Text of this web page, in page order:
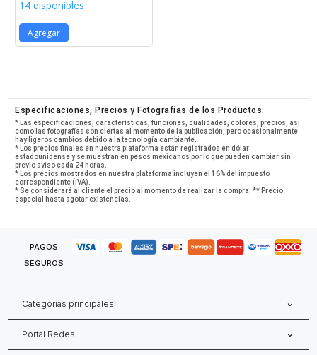
14 disponibles
Agregar
Especificaciones, Precios y Fotografías de los Productos:
* Las especificaciones, características, funciones, cualidades, colores, precios, así
como las fotografías son ciertas al momento de la publicación, pero ocasionalmente
hay ligeros cambios debido a la tecnología cambiante.
* Los precios finales en nuestra plataforma están registrados en dólar
estadounidense y se muestran en pesos mexicanos por lo que pueden cambiar sin
previo aviso cada 24 horas.
* Los precios mostrados en nuestra plataforma incluyen el 16% del impuesto
correspondiente (IVA).
* Se considerará al cliente el precio al momento de realizar la compra. ** Precio
especial hasta agotar existencias.
PAGOS
SEGUROS
Categorías principales
Portal Redes